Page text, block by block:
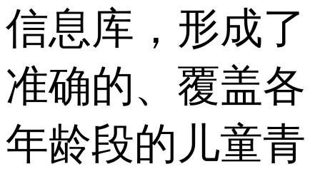
信息库，形成了
准确的、覆盖各
年龄段的儿童青